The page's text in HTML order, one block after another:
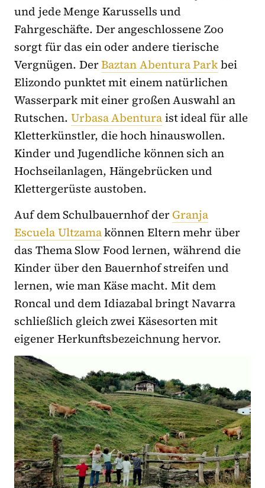
und jede Menge Karussells und
Fahrgeschäfte. Der angeschlossene Zoo
sorgt für das ein oder andere tierische
Vergnügen. DerBaztan Abentura Parkbei
Elizondo punktet mit einem natürlichen
Wasserpark mit einer großen Auswahl an
Rutschen. Urbasa Abenturaist ideal für alle
Kletterkünstler, die hoch hinauswollen.
Kinder und Jugendliche können sich an
Hochseilanlagen, Hängebrücken und
Klettergerüste austoben.
Auf dem Schulbauernhof derGranja
Escuela Ultzamakönnen Eltern mehr über
das Thema Slow Food lernen, während die
Kinder über den Bauernhof streifen und
lernen, wie man Käse macht. Mit dem
Roncal und dem Idiazabal bringt Navarra
schließlich gleich zwei Käsesorten mit
eigener Herkunftsbezeichnung hervor.